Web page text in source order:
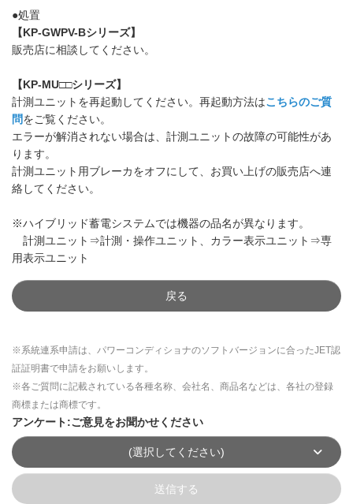
●処置
【KP-GWPV-Bシリーズ】
販売店に相談してください。
【KP-MU□□シリーズ】
計測ユニットを再起動してください。再起動方法はこちらのご質
問をご覧ください。
エラーが解消されない場合は、計測ユニットの故障の可能性があ
ります。
計測ユニット用ブレーカをオフにして、お買い上げの販売店へ連
絡してください。
※ハイブリッド蓄電システムでは機器の品名が異なります。
計測ユニット⇒計測・操作ユニット、カラー表示ユニット⇒専
用表示ユニット
戻る
※系統連系申請は、パワーコンディショナのソフトバージョンに合ったJET認
証証明書で申請をお願いします。
※各ご質問に記載されている各種名称、会社名、商品名などは、各社の登録
商標または商標です。
アンケート:ご意見をお聞かせください
(選択してください)
送信する